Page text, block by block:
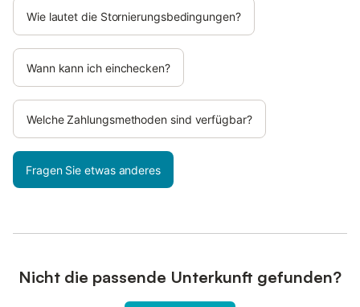
Wie lautet die Stornierungsbedingungen?
Wann kann ich einchecken?
Welche Zahlungsmethoden sind verfügbar?
Fragen Sie etwas anderes
Nicht die passende Unterkunft gefunden?